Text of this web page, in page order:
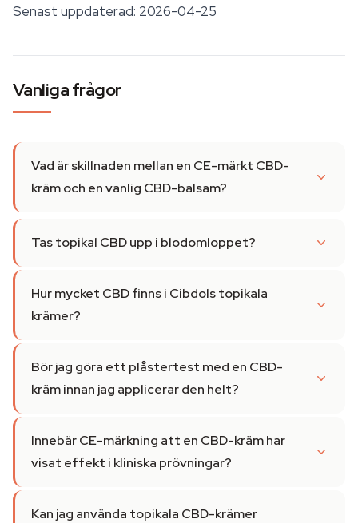
Senast uppdaterad: 2026-04-25
Vanliga frågor
Vad är skillnaden mellan en CE-märkt CBD-
kräm och en vanlig CBD-balsam?
Tas topikal CBD upp i blodomloppet?
Hur mycket CBD finns i Cibdols topikala
krämer?
Bör jag göra ett plåstertest med en CBD-
kräm innan jag applicerar den helt?
Innebär CE-märkning att en CBD-kräm har
visat effekt i kliniska prövningar?
Kan jag använda topikala CBD-krämer